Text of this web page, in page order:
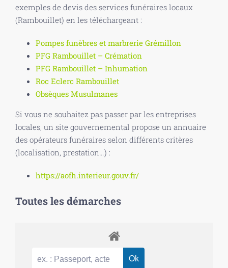
exemples de devis des services funéraires locaux
(Rambouillet) en les téléchargeant :
Pompes funèbres et marbrerie Grémillon
PFG Rambouillet – Crémation
PFG Rambouillet – Inhumation
Roc Eclerc Rambouillet
Obsèques Musulmanes
Si vous ne souhaitez pas passer par les entreprises
locales, un site gouvernemental propose un annuaire
des opérateurs funéraires selon différents critères
(localisation, prestation…) :
https://aofh.interieur.gouv.fr/
Toutes les démarches